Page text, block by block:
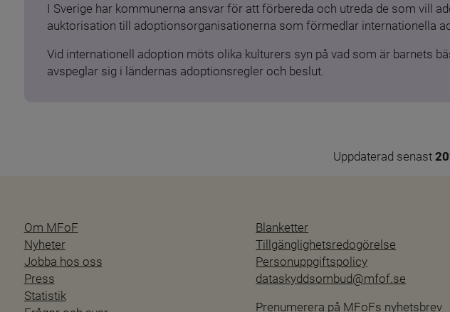
I Sverige har kommunerna ansvar för att förbereda och utreda de som vill
auktorisation till adoptionsorganisationerna som förmedlar internationella
Vid internationell adoption möts olika kulturers syn på vad som är barnets
avspeglar sig i ländernas adoptionsregler och beslut.
Uppdaterad senast
Om MFoF
Nyheter
Jobba hos oss
Press
Statistik
Blanketter
Tillgänglighetsredogörelse
Personuppgiftspolicy
dataskyddsombud@mfof.se
Prenumerera på MFoFs nyhetsbrev